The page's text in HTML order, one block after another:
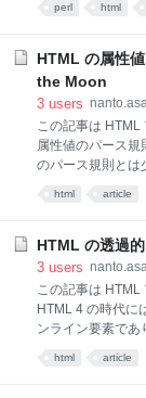
るとそれをイベ
た知識は持ってい
せるだけで、文書
に対応しています
ったことが可能で
「壊れた」HTML
perl html
HTML の属性
the Moon
3 users
この記事は HTML
属性値のパース規
のパース規則とは
(invalid-first-
生しています。
あります。以下の
数字が続く場合、
す。
html article
HTML の透過
3 users
この記事は HTML
HTML 4 の時代に
ンライン要素であ
html article